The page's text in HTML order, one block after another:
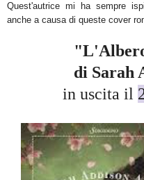
Quest'autrice mi ha sempre
anche a causa di queste cover
di Sarah
in uscita il